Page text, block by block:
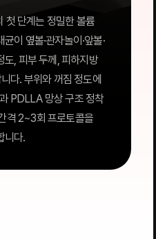
첫 단계는 정밀한 볼륨
이 옆볼·관자놀이·앞볼·
도, 피부 두께, 피하지방
다. 부위와 꺼짐 정도에
PDLLA 망상 구조 정착
격 2~3회 프로토콜을
니다.